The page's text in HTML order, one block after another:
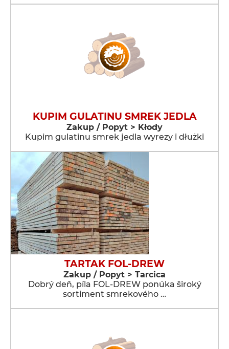
KUPIM GULATINU SMREK JEDLA
Zakup / Popyt > Kłody
Kupim gulatinu smrek jedla wyrezy i dłużki
TARTAK FOL-DREW
Zakup / Popyt > Tarcica
Dobrý deň, píla FOL-DREW ponúka široký
sortiment smrekového …